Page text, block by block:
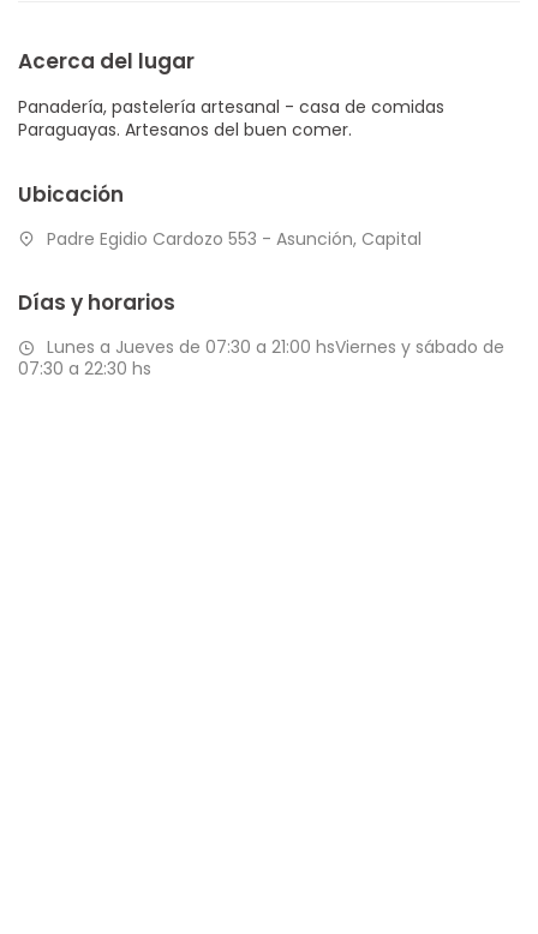
Acerca del lugar
Panadería, pastelería artesanal - casa de comidas
Paraguayas. Artesanos del buen comer.
Ubicación
Padre Egidio Cardozo 553 - Asunción, Capital
Días y horarios
Lunes a Jueves de 07:30 a 21:00 hsViernes y sábado de
07:30 a 22:30 hs